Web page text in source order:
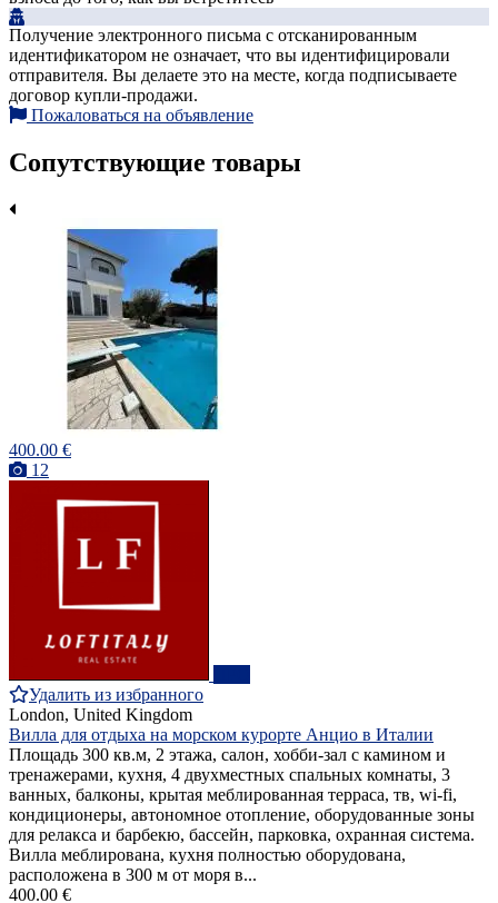
Получение электронного письма с отсканированным
идентификатором не означает, что вы идентифицировали
отправителя. Вы делаете это на месте, когда подписываете
договор купли-продажи.
Пожаловаться на объявление
Сопутствующие товары
400.00 €
12
Удалить из избранного
London, United Kingdom
Вилла для отдыха на морском курорте Анцио в Италии
Площадь 300 кв.м, 2 этажа, салон, хобби-зал с камином и
тренажерами, кухня, 4 двухместных спальных комнаты, 3
ванных, балконы, крытая меблированная терраса, тв, wi-fi,
кондиционеры, автономное отопление, оборудованные зоны
для релакса и барбекю, бассейн, парковка, охранная система.
Вилла меблирована, кухня полностью оборудована,
расположена в 300 м от моря в...
400.00 €